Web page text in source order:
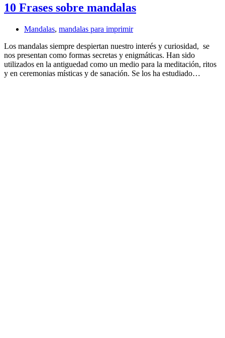
10 Frases sobre mandalas
Mandalas, mandalas para imprimir
Los mandalas siempre despiertan nuestro interés y curiosidad, se
nos presentan como formas secretas y enigmáticas. Han sido
utilizados en la antiguedad como un medio para la meditación, ritos
y en ceremonias místicas y de sanación. Se los ha estudiado…